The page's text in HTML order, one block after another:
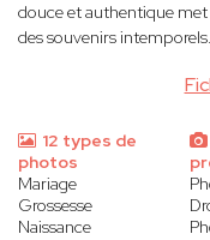
douce et authentique met
des souvenirs intemporels.
12 types de
photos
Mariage
Grossesse
Naissance